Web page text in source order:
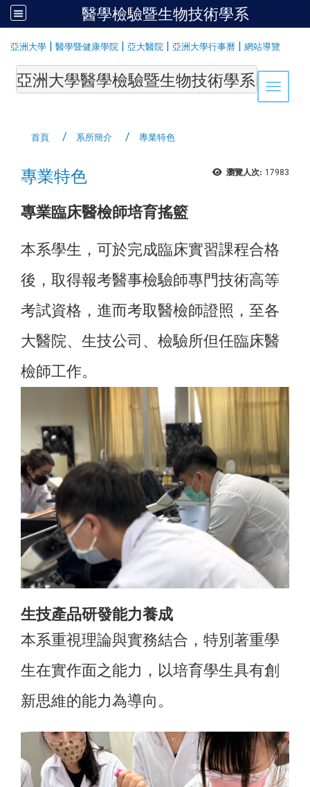
醫學檢驗暨生物技術學系
亞洲大學 | 醫學暨健康學院 | 亞大醫院 | 亞洲大學行事曆 | 網站導覽
Toggle
亞洲大學醫學檢驗暨生物技術學系
首頁 系所簡介 專業特色
瀏覽人次: 17983
專業特色
專業臨床醫檢師培育搖籃
本系學生，可於完成臨床實習課程合格
後，取得報考醫事檢驗師專門技術高等
考試資格，進而考取醫檢師證照，至各
大醫院、生技公司、檢驗所但任臨床醫
檢師工作。
生技產品研發能力養成
本系重視理論與實務結合，特別著重學
生在實作面之能力，以培育學生具有創
新思維的能力為導向。